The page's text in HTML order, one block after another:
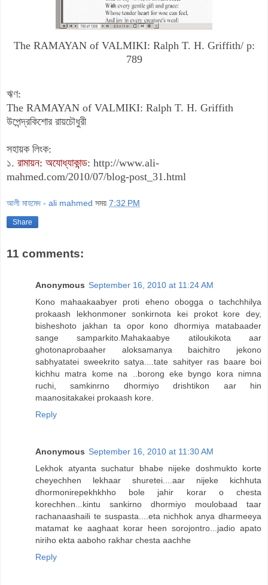
The RAMAYAN of VALMIKI: Ralph T. H. Griffith/ p:
789
ঋণ:
The RAMAYAN of VALMIKI: Ralph T. H. Griffith
উপেন্দ্রকিশোর রায়চৌধুরী
সহায়ক লিংক:
১. রামায়ন: অযোধ্যাকান্ড: http://www.ali-
mahmed.com/2010/07/blog-post_31.html
আলী মাহমেদ - ali mahmed সময় 7:32 PM
Share
11 comments:
Anonymous September 16, 2010 at 11:24 AM
Kono mahaakaabyer proti eheno obogga o tachchhilya
prokaash lekhonmoner sonkirnota kei prokot kore dey,
bisheshoto jakhan ta opor kono dhormiya matabaader
sange samparkito.Mahakaabye atiloukikota aar
ghotonaprobaaher aloksamanya baichitro jekono
sabhyatatei sweekrito satya....tate sahityer ras baare boi
kichhu matra kome na ..borong eke byngo kora nimna
ruchi, samkinrno dhormiyo drishtikon aar hin
maanositakakei prokaash kore.
Reply
Anonymous September 16, 2010 at 11:30 AM
Lekhok atyanta suchatur bhabe nijeke doshmukto korte
cheyechhen lekhaar shuretei....aar nijeke kichhuta
dhormonirepekhkhho bole jahir korar o chesta
korechhen...kintu sankirno dhormiyo moulobaad taar
rachanaashaili te suspasta....eta nichhok anya dharmeeya
matamat ke aaghaat korar heen sorojontro...jadio apato
niriho ekta aaboho rakhar chesta aachhe
Reply